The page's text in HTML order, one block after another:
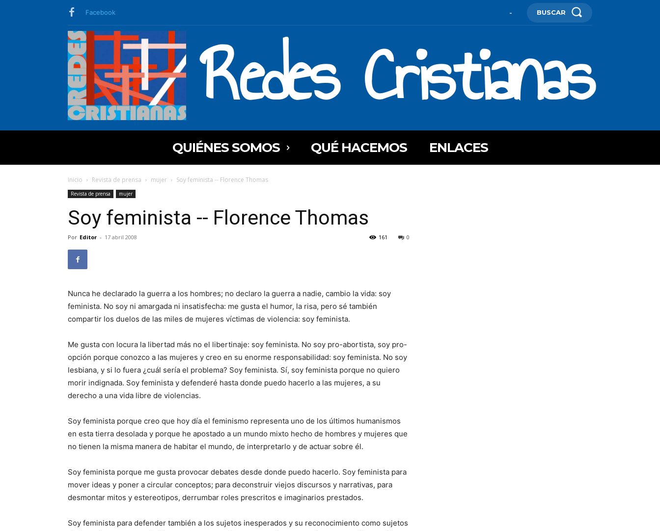
Facebook - BUSCAR
Redes Cristianas
QUIÉNES SOMOS QUÉ HACEMOS ENLACES
Inicio Revista de prensa mujer Soy feminista -- Florence Thomas
Revista de prensa mujer
Soy feminista -- Florence Thomas
Por Editor - 17 abril 2008 0
161
Nunca he declarado la guerra a los hombres; no declaro la guerra a nadie, cambio la vida: soy
feminista. No soy ni amargada ni insatisfecha: me gusta el humor, la risa, pero sé también
compartir los duelos de las miles de mujeres víctimas de violencia: soy feminista.
Me gusta con locura la libertad más no el libertinaje: soy feminista. No soy pro-abortista, soy pro-
opción porque conozco a las mujeres y creo en su enorme responsabilidad: soy feminista. No soy
lesbiana, y si lo fuera ¿cuál sería el problema? Soy feminista. Sí, soy feminista porque no quiero
morir indignada. Soy feminista y defenderé hasta donde puedo hacerlo a las mujeres, a su
derecho a una vida libre de violencias.
Soy feminista porque creo que hoy día el feminismo representa uno de los últimos humanismos
en esta tierra desolada y porque he apostado a un mundo mixto hecho de hombres y mujeres que
no tienen la misma manera de habitar el mundo, de interpretarlo y de actuar sobre él.
Soy feminista porque me gusta provocar debates desde donde puedo hacerlo. Soy feminista para
mover ideas y poner a circular conceptos; para deconstruir viejos discursos y narrativas, para
desmontar mitos y estereotipos, derrumbar roles prescritos e imaginarios prestados.
Soy feminista para defender también a los sujetos inesperados y su reconocimiento como sujetos